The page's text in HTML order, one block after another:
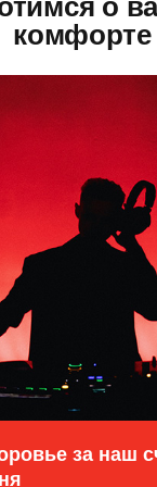
о
комфорте
за наш